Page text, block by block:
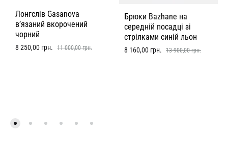
Лонгслів Gasanova
в’язаний вкорочений
чорний
8 250,00 грн. 11 000,00грн.
Брюки Bazhane на
середній посадці зі
стрілками синій льон
8 160,00 грн. 13 900,00грн.